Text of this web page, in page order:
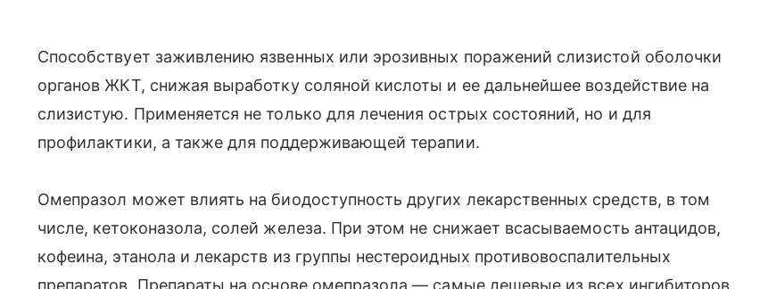
Способствует заживлению язвенных или эрозивных поражений слизистой оболочки
органов ЖКТ, снижая выработку соляной кислоты и ее дальнейшее воздействие на
слизистую. Применяется не только для лечения острых состояний, но и для
профилактики, а также для поддерживающей терапии.
Омепразол может влиять на биодоступность других лекарственных средств, в том
числе, кетоконазола, солей железа. При этом не снижает всасываемость антацидов,
кофеина, этанола и лекарств из группы нестероидных противовоспалительных
препаратов. Препараты на основе омепразола — самые дешевые из всех ингибиторов